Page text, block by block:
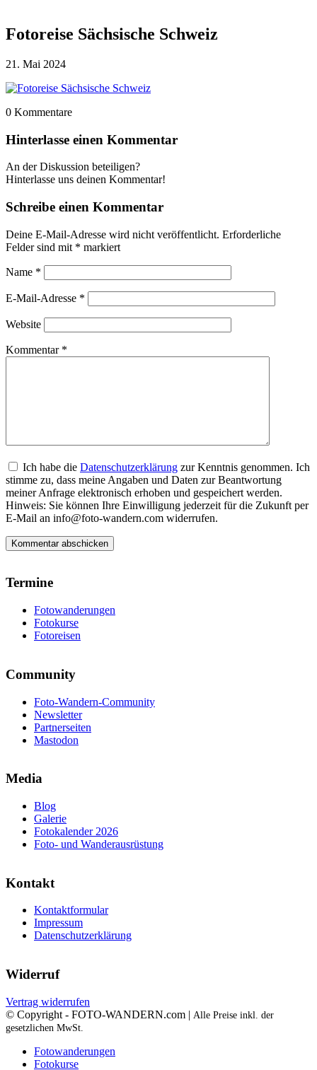
Fotoreise Sächsische Schweiz
21. Mai 2024
0 Kommentare
Hinterlasse einen Kommentar
An der Diskussion beteiligen?
Hinterlasse uns deinen Kommentar!
Schreibe einen Kommentar
Deine E-Mail-Adresse wird nicht veröffentlicht. Erforderliche
Felder sind mit * markiert
Name *
E-Mail-Adresse *
Website
Kommentar *
Ich habe die Datenschutzerklärung zur Kenntnis genommen. Ich
stimme zu, dass meine Angaben und Daten zur Beantwortung
meiner Anfrage elektronisch erhoben und gespeichert werden.
Hinweis: Sie können Ihre Einwilligung jederzeit für die Zukunft per
E-Mail an info@foto-wandern.com widerrufen.
Termine
Fotowanderungen
Fotokurse
Fotoreisen
Community
Foto-Wandern-Community
Newsletter
Partnerseiten
Mastodon
Media
Blog
Galerie
Fotokalender 2026
Foto- und Wanderausrüstung
Kontakt
Kontaktformular
Impressum
Datenschutzerklärung
Widerruf
Vertrag widerrufen
© Copyright - FOTO-WANDERN.com | Alle Preise inkl. der
gesetzlichen MwSt.
Fotowanderungen
Fotokurse